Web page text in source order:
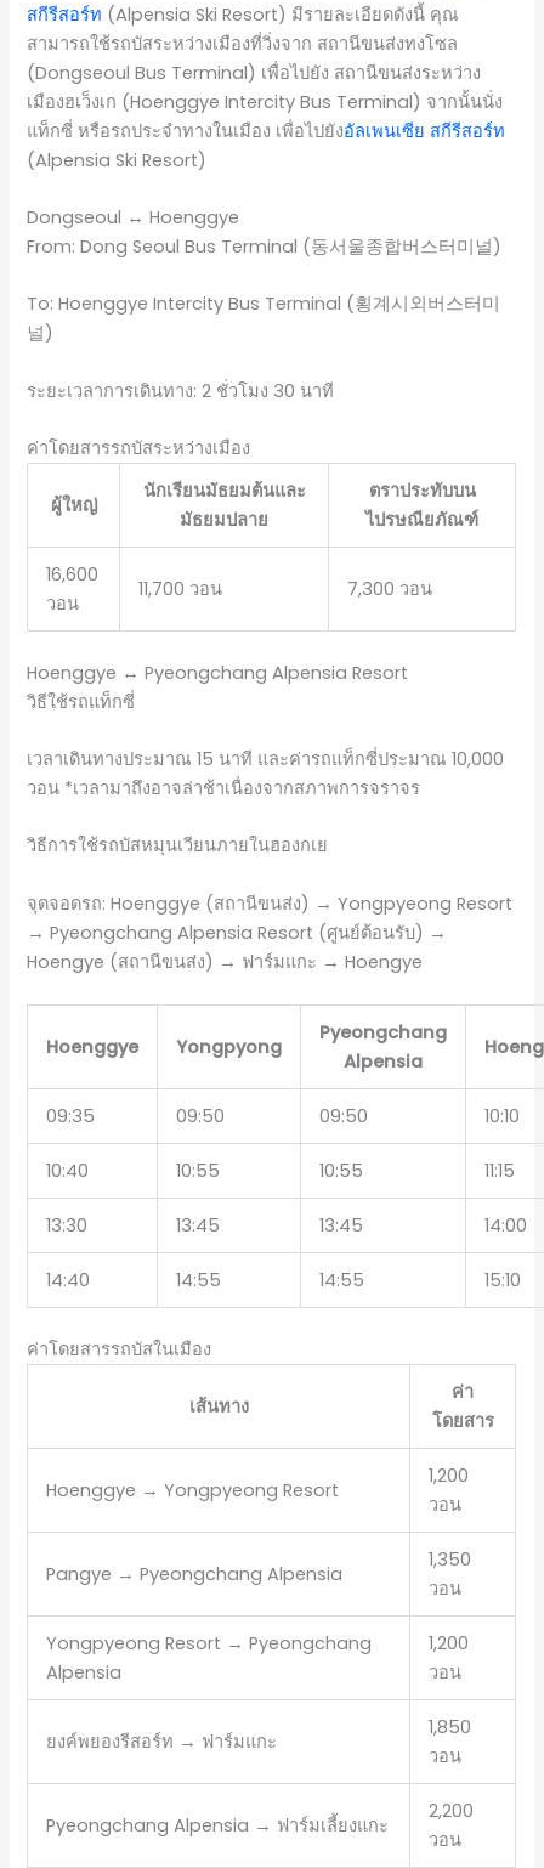
สกีรีสอร์ท (Alpensia Ski Resort) มีรายละเอียดดังนี้ คุณ
สามารถใช้รถบัสระหว่างเมืองที่วิ่งจาก สถานีขนส่งทงโซล
(Dongseoul Bus Terminal) เพื่อไปยัง สถานีขนส่งระหว่าง
เมืองฮเว็งเก (Hoenggye Intercity Bus Terminal) จากนั้นนั่ง
แท็กซี่ หรือรถประจำทางในเมือง เพื่อไปยังอัลเพนเซีย สกีรีสอร์ท
(Alpensia Ski Resort)
Dongseoul ↔ Hoenggye
From: Dong Seoul Bus Terminal (동서울종합버스터미널)
To: Hoenggye Intercity Bus Terminal (횡계시외버스터미
널)
ระยะเวลาการเดินทาง: 2 ชั่วโมง 30 นาที
ค่าโดยสารรถบัสระหว่างเมือง
ผู้ใหญ่
นักเรียนมัธยมต้นและ
มัธยมปลาย
ตราประทับบน
ไปรษณียภัณฑ์
16,600
วอน
11,700 วอน 7,300 วอน
Hoenggye ↔ Pyeongchang Alpensia Resort
วิธีใช้รถแท็กซี่
เวลาเดินทางประมาณ 15 นาที และค่ารถแท็กซี่ประมาณ 10,000
วอน *เวลามาถึงอาจล่าช้าเนื่องจากสภาพการจราจร
วิธีการใช้รถบัสหมุนเวียนภายในฮองกเย
จุดจอดรถ: Hoenggye (สถานีขนส่ง) → Yongpyeong Resort
→ Pyeongchang Alpensia Resort (ศูนย์ต้อนรับ) →
Hoengye (สถานีขนส่ง) → ฟาร์มแกะ → Hoengye
Hoenggye Yongpyong
Pyeongchang
Alpensia
09:35 09:50 09:50 10:10
10:40 10:55 10:55 11:15
13:30 13:45 13:45 14:00
14:40 14:55 14:55 15:10
ค่าโดยสารรถบัสในเมือง
เส้นทาง
ค่า
โดยสาร
Hoenggye → Yongpyeong Resort
1,200
วอน
Pangye → Pyeongchang Alpensia
1,350
วอน
Yongpyeong Resort → Pyeongchang
Alpensia
1,200
วอน
ยงค์พยองรีสอร์ท → ฟาร์มแกะ
1,850
วอน
Pyeongchang Alpensia → ฟาร์มเลี้ยงแกะ
2,200
วอน